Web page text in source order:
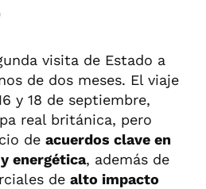
visita de Estado a
de dos meses. El viaje
y 18 de septiembre,
real británica, pero
de acuerdos clave en
energética, además de
de alto impacto